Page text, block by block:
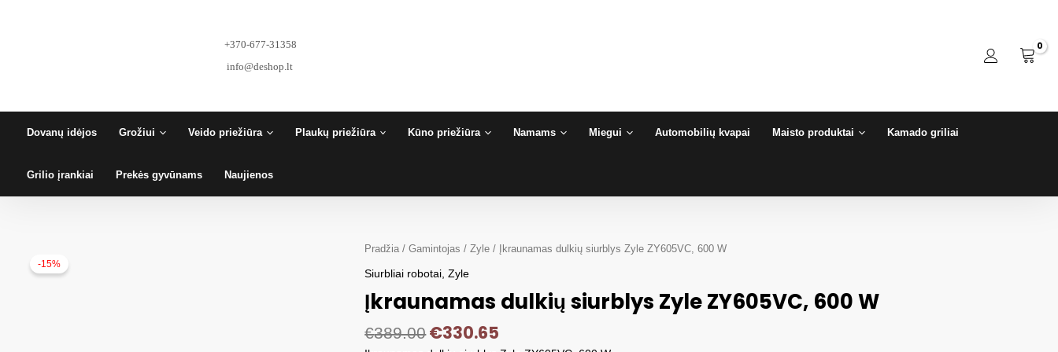
+370-677-31358
info@deshop.lt
Dovanų idėjos Grožiui Veido priežiūra Plaukų priežiūra Kūno priežiūra Namams Miegui Automobilių kvapai Maisto produktai Kamado griliai
Grilio įrankiai Prekės gyvūnams Naujienos
-15%
Pradžia /Gamintojas /Zyle / Įkraunamas dulkių siurblys Zyle ZY605VC, 600 W
Siurbliai robotai ,Zyle
Įkraunamas dulkių siurblys Zyle ZY605VC, 600 W
€389.00 €330.65